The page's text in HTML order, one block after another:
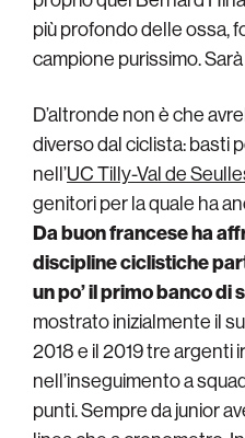
più profondo delle ossa,
campione purissimo.
D’altronde non è che
diverso dal ciclista: basti
nell’UC Tilly-Val de
genitori per la quale ha
Da buon francese ha
discipline ciclistiche
un po’ il primo banco di
mostrato inizialmente il
2018 e il 2019 tre argenti
nell’inseguimento a
punti. Sempre da junior